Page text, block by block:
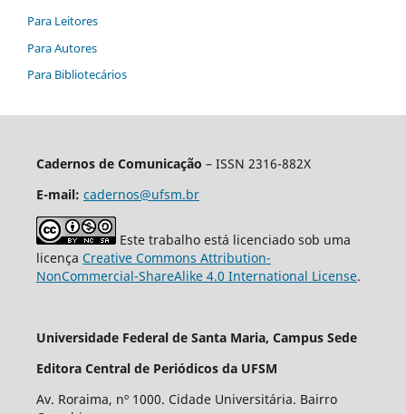
Para Leitores
Para Autores
Para Bibliotecários
Cadernos de Comunicação – ISSN 2316-882X
E-mail: cadernos@ufsm.br
Este trabalho está licenciado sob uma
licença Creative Commons Attribution-
NonCommercial-ShareAlike 4.0 International License.
Universidade Federal de Santa Maria, Campus Sede
Editora Central de Periódicos da UFSM
Av. Roraima, nº 1000. Cidade Universitária. Bairro